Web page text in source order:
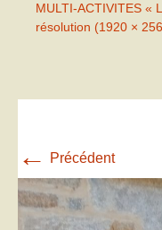
MULTI-ACTIVITES «
résolution (1920 ×
← Précédent